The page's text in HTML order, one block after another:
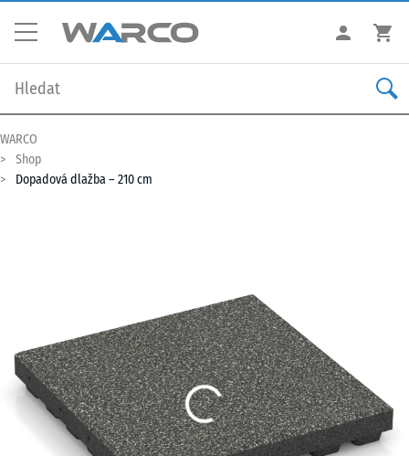
WARCO
Shop
Dopadová dlažba – 210 cm